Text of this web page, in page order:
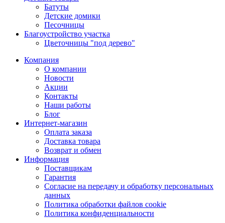
Батуты
Детские домики
Песочницы
Благоустройство участка
Цветочницы "под дерево"
Компания
О компании
Новости
Акции
Контакты
Наши работы
Блог
Интернет-магазин
Оплата заказа
Доставка товара
Возврат и обмен
Информация
Поставщикам
Гарантия
Согласие на передачу и обработку персональных
данных
Политика обработки файлов cookie
Политика конфиденциальности